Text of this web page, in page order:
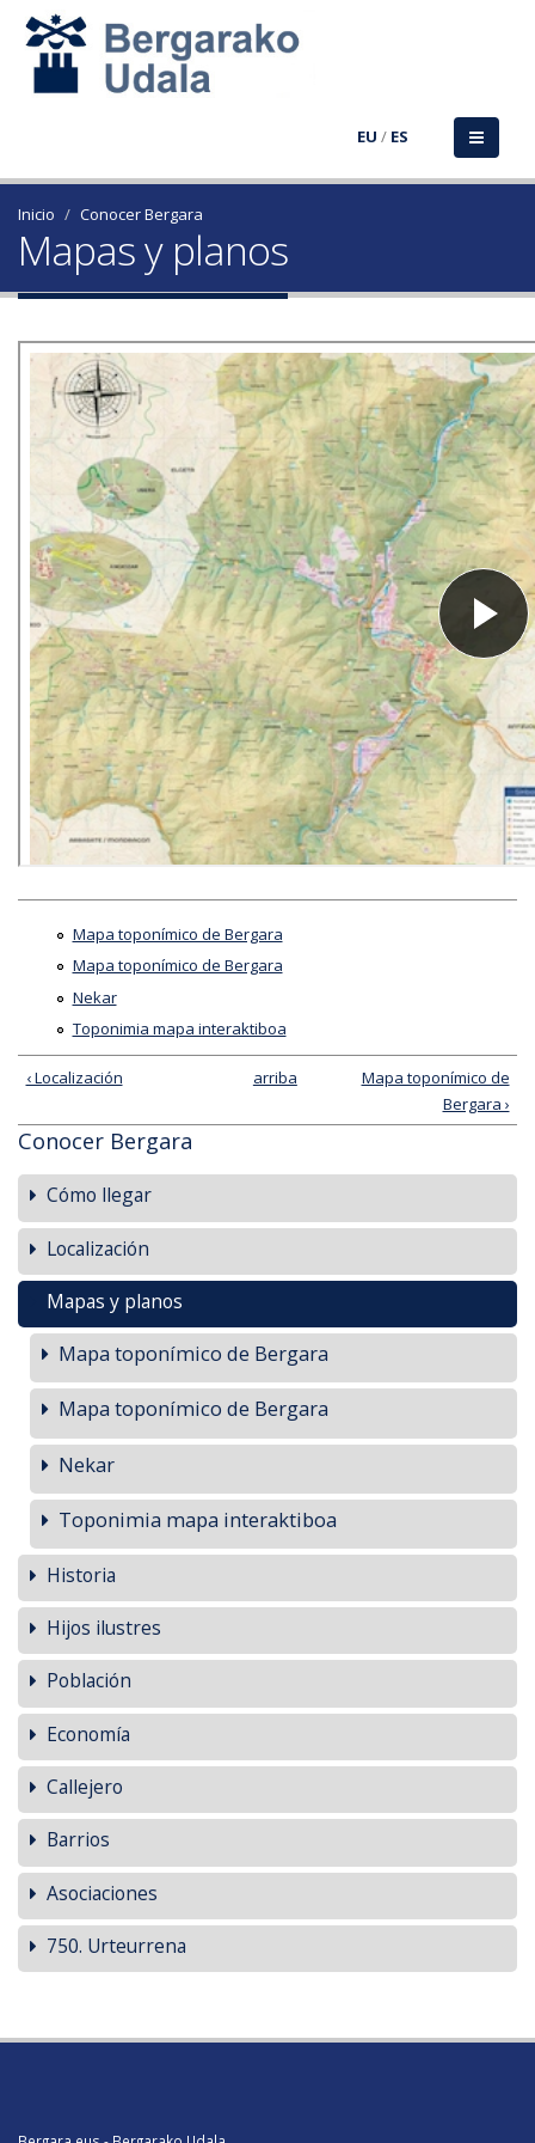
EU / ES
Inicio Conocer Bergara
Mapas y planos
Mapa toponímico de Bergara
Mapa toponímico de Bergara
Nekar
Toponimia mapa interaktiboa
‹ Localización arriba
Mapa toponímico de
Bergara ›
Conocer Bergara
Cómo llegar
Localización
Mapas y planos
Mapa toponímico de Bergara
Mapa toponímico de Bergara
Nekar
Toponimia mapa interaktiboa
Historia
Hijos ilustres
Población
Economía
Callejero
Barrios
Asociaciones
750. Urteurrena